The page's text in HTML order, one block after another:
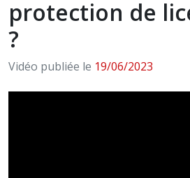
protection de
?
Vidéo publiée le 19/06/2023